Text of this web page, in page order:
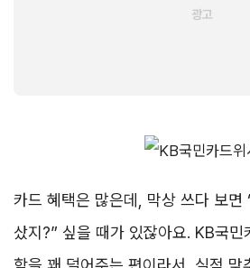
카드 혜택은 많은데, 막상 쓰다 보면
샀지?” 싶을 때가 있잖아요. KB국